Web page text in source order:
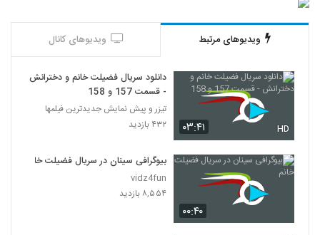
ویدیوهای مرتبط ویدیوهای کانال
۰۳:۴۱ HD
دانلود سریال فضیلت خانم و دخترانش
- قسمت 157 و 158
تیزر و پیش نمایش جدیدترین فیلمها
۴۳۲ بازدید
۰۰:۴۰
بیوگرافی سینان در سریال فضیلت خانم
vidz4fun
۸,۵۵۴ بازدید